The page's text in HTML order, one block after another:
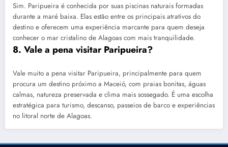
Sim. Paripueira é conhecida por suas piscinas naturais formadas
durante a maré baixa. Elas estão entre os principais atrativos do
destino e oferecem uma experiência marcante para quem deseja
conhecer o mar cristalino de Alagoas com mais tranquilidade.
8. Vale a pena visitar Paripueira?
Vale muito a pena visitar Paripueira, principalmente para quem
procura um destino próximo a Maceió, com praias bonitas, águas
calmas, natureza preservada e clima mais sossegado. É uma escolha
estratégica para turismo, descanso, passeios de barco e experiências
no litoral norte de Alagoas.